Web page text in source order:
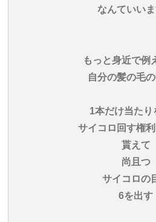
なんていい
もっと身近で例
自分の髪の毛
1本だけ当たり
サイコロ回す権
貰えて
尚且つ
サイコロの
6を出す